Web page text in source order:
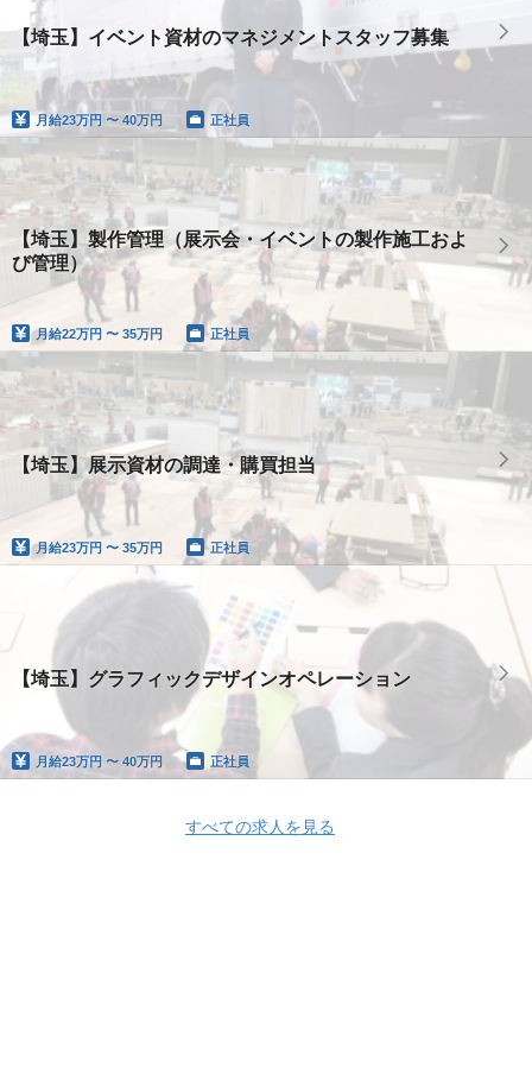
【埼玉】イベント資材のマネジメントスタッフ募集
月給23万円 〜 40万円 正社員
【埼玉】製作管理（展示会・イベントの製作施工およ
び管理）
月給22万円 〜 35万円 正社員
【埼玉】展示資材の調達・購買担当
月給23万円 〜 35万円 正社員
【埼玉】グラフィックデザインオペレーション
月給23万円 〜 40万円 正社員
すべての求人を見る